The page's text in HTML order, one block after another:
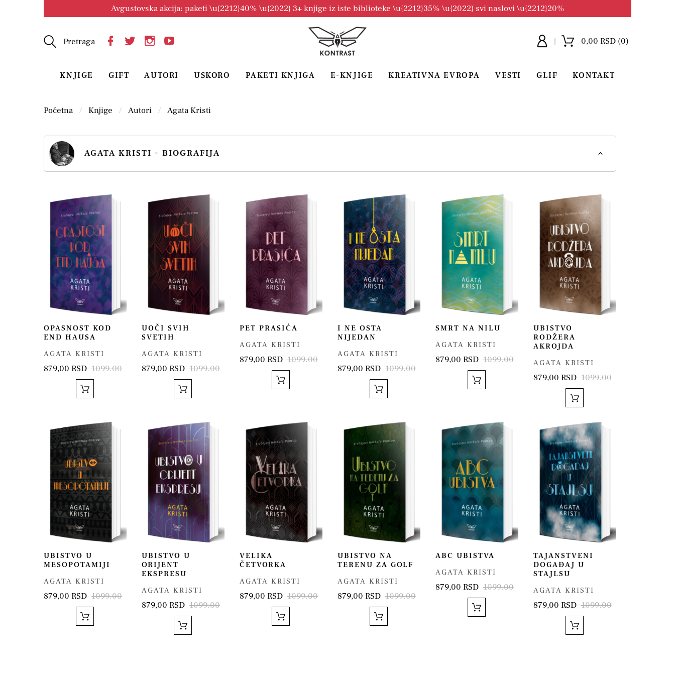
Avgustovska akcija: paketi \u{2212}40% \u{2022} 3+ knjige iz iste biblioteke \u{2212}35% \u{2022} svi naslovi \u{2212}20%
Pretraga 0,00 RSD (0)
KNJIGE GIFT AUTORI USKORO PAKETI KNJIGA E-KNJIGE KREATIVNA EVROPA VESTI GLIF KONTAKT
Početna Knjige Autori Agata Kristi
AGATA KRISTI - BIOGRAFIJA
OPASNOST KOD
END HAUSA
AGATA KRISTI
879,00 RSD 1099.00
UOČI SVIH
SVETIH
AGATA KRISTI
879,00 RSD 1099.00
PET PRASIĆA
AGATA KRISTI
879,00 RSD 1099.00
I NE OSTA
NIJEDAN
AGATA KRISTI
879,00 RSD 1099.00
SMRT NA NILU
AGATA KRISTI
879,00 RSD 1099.00
UBISTVO
RODŽERA
AKROJDA
AGATA KRISTI
879,00 RSD 1099.00
UBISTVO U
MESOPOTAMIJI
AGATA KRISTI
879,00 RSD 1099.00
UBISTVO U
ORIJENT
EKSPRESU
AGATA KRISTI
879,00 RSD 1099.00
VELIKA
ČETVORKA
AGATA KRISTI
879,00 RSD 1099.00
UBISTVO NA
TERENU ZA GOLF
AGATA KRISTI
879,00 RSD 1099.00
ABC UBISTVA
AGATA KRISTI
879,00 RSD 1099.00
TAJANSTVENI
DOGAĐAJ U
STAJLSU
AGATA KRISTI
879,00 RSD 1099.00